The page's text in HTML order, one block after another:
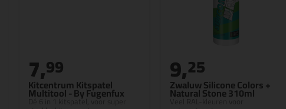
Kitcentrum Kitspatel
Multitool - By Fugenfux
Dé 6 in 1 kitspatel, voor super
7,99
Zwaluw Silicone Colors +
Natural Stone 310ml
Veel RAL-kleuren voor
9,25